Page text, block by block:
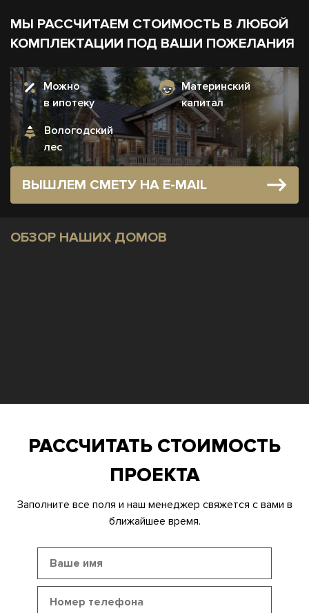
МЫ РАССЧИТАЕМ СТОИМОСТЬ В ЛЮБОЙ
КОМПЛЕКТАЦИИ ПОД ВАШИ ПОЖЕЛАНИЯ
Можно
в ипотеку
Материнский
капитал
Вологодский
лес
ВЫШЛЕМ СМЕТУ НА E-MAIL
ОБЗОР НАШИХ ДОМОВ
РАССЧИТАТЬ СТОИМОСТЬ
ПРОЕКТА
Заполните все поля и наш менеджер свяжется с вами в
ближайшее время.